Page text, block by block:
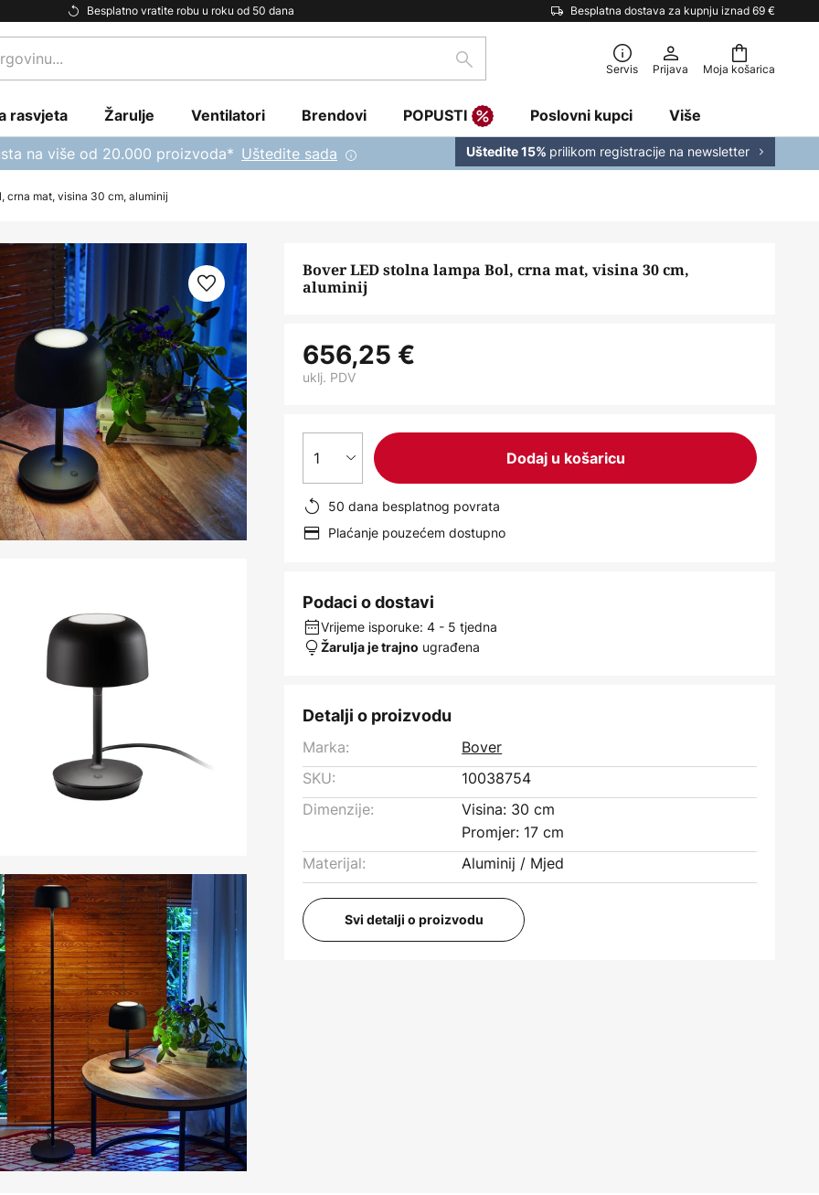
Besplatno vratite robu u roku od 50 dana Besplatna dostava za kupnju iznad 69 €
Moja košarica
traži Servis Prijava
rasvjeta Žarulje Ventilatori Brendovi POPUSTI Poslovni kupci Više
na više od 20.000 proizvoda* Uštedite sada Uštedite 15% prilikom registracije na newsletter
crna mat, visina 30 cm, aluminij
Bover LED stolna lampa Bol, crna mat, visina 30 cm,
aluminij
656,25 €
uklj. PDV
1 Dodaj u košaricu
50 dana besplatnog povrata
Plaćanje pouzećem dostupno
Podaci o dostavi
Vrijeme isporuke: 4 - 5 tjedna
Žarulja je trajno ugrađena
Detalji o proizvodu
Marka:
Bover
SKU:
10038754
Dimenzije:
Visina: 30 cm
Promjer: 17 cm
Materijal:
Aluminij / Mjed
Svi detalji o proizvodu